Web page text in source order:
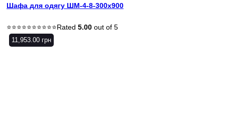
Шафа для одягу ШМ-4-8-300х900
Rated 5.00 out of 5
11,953.00 грн